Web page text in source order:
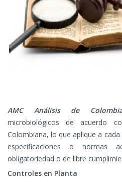
AMC Análisis de
microbiológicos de acuerdo
Colombiana, lo que aplique a
especificaciones o normas
obligatoriedad o de libre
Controles en Planta